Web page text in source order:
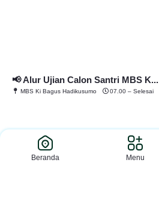
📢 Alur Ujian Calon Santri MBS K...
MBS Ki Bagus Hadikusumo 07.00 – Selesai
Pengumuman
Beranda Menu